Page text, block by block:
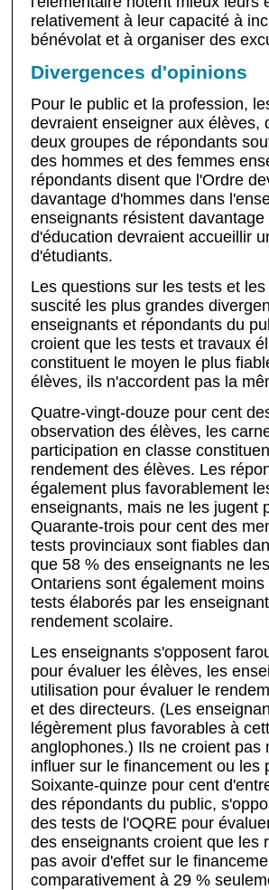
relativement à leur capacité à
bénévolat et à organiser des
Divergences d'opinions
Pour le public et la profession,
devraient enseigner aux élèves,
deux groupes de répondants
des hommes et des femmes
répondants disent que l'Ordre
davantage d'hommes dans
enseignants résistent
d'éducation devraient accueillir
d'étudiants.
Les questions sur les tests et
suscité les plus grandes
enseignants et répondants du
croient que les tests et travaux
constituent le moyen le plus
élèves, ils n'accordent pas la
Quatre-vingt-douze pour cent
observation des élèves, les
participation en classe
rendement des élèves. Les
également plus favorablement
enseignants, mais ne les jugent
Quarante-trois pour cent des
tests provinciaux sont fiables
que 58 % des enseignants ne
Ontariens sont également
tests élaborés par les
rendement scolaire.
Les enseignants s'opposent
pour évaluer les élèves, les
utilisation pour évaluer le
et des directeurs. (Les
légèrement plus favorables à
anglophones.) Ils ne croient
influer sur le financement ou les
Soixante-quinze pour cent
des répondants du public,
des tests de l'OQRE pour
des enseignants croient que les
pas avoir d'effet sur le
comparativement à 29 %